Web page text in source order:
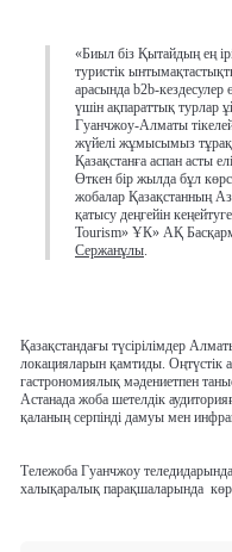
«Биыл біз Қытайдың ең
туристік
арасында b2b-кездесулер
үшін ақпараттық турлар
Гуанчжоу-Алматы
жүйелі жұмысымыз
Қазақстанға аспан асты
Өткен бір жылда бұл
жобалар Қазақстанның
қатысу деңгейін
Tourism» ҰК» АҚ
Сержанұлы
Қазақстандағы түсірілімдер
локацияларын қамтиды. Оңтүстік
гастрономиялық мәдениетпен
Астанада жоба шетелдік
қаланың серпінді дамуы мен
Тележоба Гуанчжоу
халықаралық парақшаларында